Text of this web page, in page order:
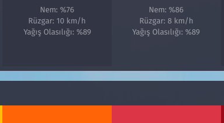
Nem: %76
Rüzgar: 10 km/h
Yağış Olasılığı: %89
Nem: %86
Rüzgar: 8 km/h
Yağış Olasılığı: %89